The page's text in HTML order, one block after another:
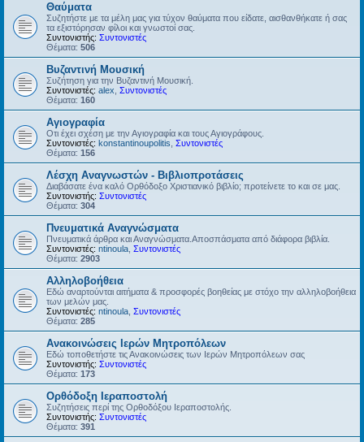
Θαύματα
Συζητήστε με τα μέλη μας για τύχον θαύματα που είδατε, αισθανθήκατε ή σας
τα εξιστόρησαν φίλοι και γνωστοί σας.
Συντονιστής: Συντονιστές
Θέματα: 506
Βυζαντινή Μουσική
Συζήτηση για την Βυζαντινή Μουσική.
Συντονιστές: alex Συντονιστές
Θέματα: 160
Αγιογραφία
Οτι έχει σχέση με την Αγιογραφία και τους Αγιογράφους.
Συντονιστές: konstantinoupolitis Συντονιστές
Θέματα: 156
Λέσχη Αναγνωστών - Βιβλιοπροτάσεις
Διαβάσατε ένα καλό Ορθόδοξο Χριστιανικό βιβλίο; προτείνετε το και σε μας.
Συντονιστής: Συντονιστές
Θέματα: 304
Πνευματικά Αναγνώσματα
Πνευματικά άρθρα και Αναγνώσματα.Αποσπάσματα από διάφορα βιβλία.
Συντονιστές: ntinoula Συντονιστές
Θέματα: 2903
Αλληλοβοήθεια
Εδώ αναρτούνται αιτήματα & προσφορές βοηθείας με στόχο την αλληλοβοήθεια
των μελών μας.
Συντονιστές: ntinoula Συντονιστές
Θέματα: 285
Ανακοινώσεις Ιερών Μητροπόλεων
Εδώ τοποθετήστε τις Ανακοινώσεις των Ιερών Μητροπόλεων σας
Συντονιστής: Συντονιστές
Θέματα: 173
Ορθόδοξη Ιεραποστολή
Συζητήσεις περί της Ορθοδόξου Ιεραποστολής.
Συντονιστής: Συντονιστές
Θέματα: 391